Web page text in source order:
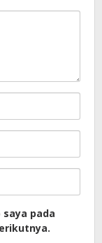
pada